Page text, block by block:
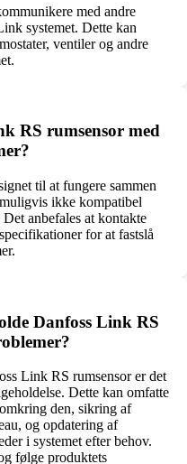
med andre
systemet. Dette kan
ventiler og andre
RS rumsensor med
til at fungere sammen
ikke kompatibel
anbefales at kontakte
for at fastslå
Danfoss Link RS
Link RS rumsensor er det
Dette kan omfatte
den, sikring af
og opdatering af
i systemet efter behov.
følge produktets